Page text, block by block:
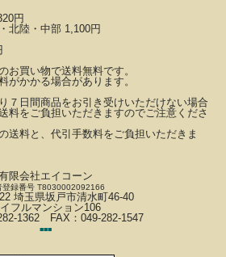
円
北陸・中部 1,100円
お買い物で送料無料です。
かかる場合があります。
７日間商品をお引き受けいただけない場合
料をご負担いただきますのでご注意くださ
送料と、代引手数料をご負担いただきま
限会社エイコーン
登録番号 T8030002092166
埼玉県坂戸市清水町46-40
フルマンション106
1362 FAX：049-282-1547
■■■